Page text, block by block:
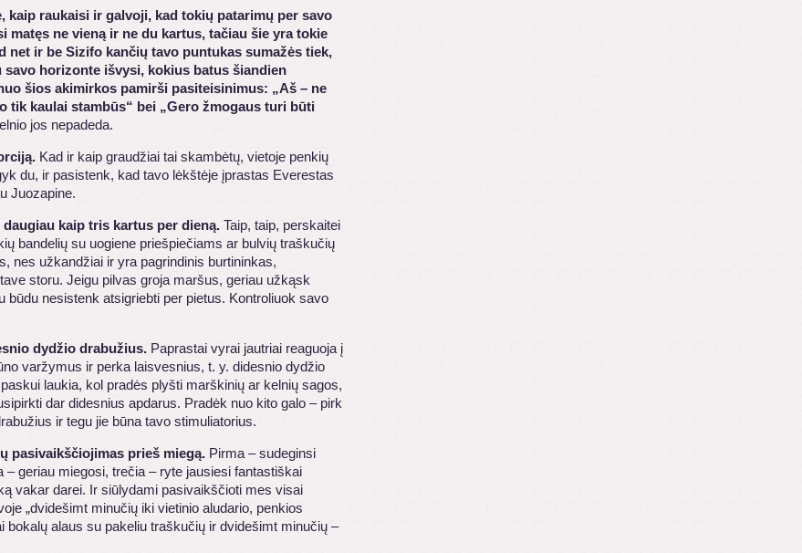
kaip raukaisi ir galvoji, kad tokių patarimų per savo
matęs ne vieną ir ne du kartus, tačiau šie yra tokie
net ir be Sizifo kančių tavo puntukas sumažės tiek,
savo horizonte išvysi, kokius batus šiandien
šios akimirkos pamirši pasiteisinimus: „Aš – ne
tik kaulai stambūs“ bei „Gero žmogaus turi būti
jos nepadeda.
Kad ir kaip graudžiai tai skambėtų, vietoje penkių
du, ir pasistenk, kad tavo lėkštėje įprastas Everestas
Juozapine.
daugiau kaip tris kartus per dieną. Taip, taip, perskaitei
bandelių su uogiene priešpiečiams ar bulvių traškučių
nes užkandžiai ir yra pagrindinis burtininkas,
storu. Jeigu pilvas groja maršus, geriau užkąsk
būdu nesistenk atsigriebti per pietus. Kontroliuok savo
dydžio drabužius. Paprastai vyrai jautriai reaguoja į
varžymus ir perka laisvesnius, t. y. didesnio dydžio
laukia, kol pradės plyšti marškinių ar kelnių sagos,
dar didesnius apdarus. Pradėk nuo kito galo – pirk
ir tegu jie būna tavo stimuliatorius.
pasivaikščiojimas prieš miegą. Pirma – sudeginsi
– geriau miegosi, trečia – ryte jausiesi fantastiškai
vakar darei. Ir siūlydami pasivaikščioti mes visai
„dvidešimt minučių iki vietinio aludario, penkios
bokalų alaus su pakeliu traškučių ir dvidešimt minučių –